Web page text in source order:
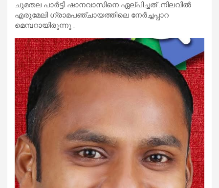
ചുമതല പാർട്ടി ഷാനവാസിനെ ഏല്പിച്ചത് .നിലവിൽ
എരുമേലി ഗ്രാമപഞ്ചായത്തിലെ നേർച്ചപ്പാറ
മെമ്പറായിരുന്നു .